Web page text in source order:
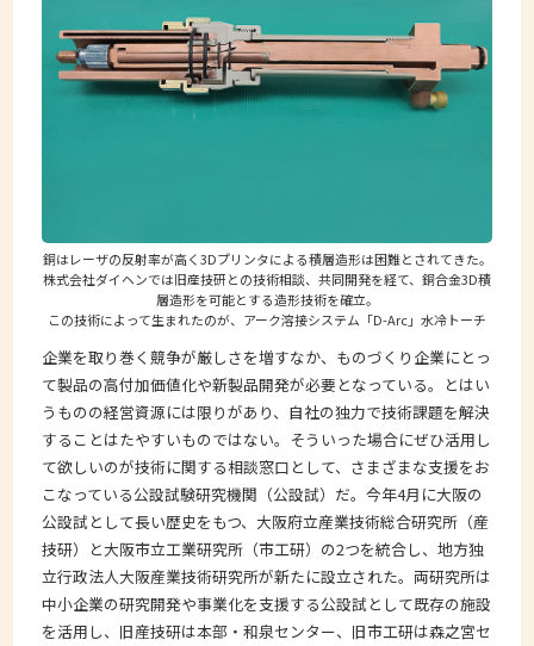
銅はレーザの反射率が高く3Dプリンタによる積層造形は困難とされてきた。
株式会社ダイヘンでは旧産技研との技術相談、共同開発を経て、銅合金3D積
層造形を可能とする造形技術を確立。
この技術によって生まれたのが、アーク溶接システム「D-Arc」水冷トーチ
企業を取り巻く競争が厳しさを増すなか、ものづくり企業にとっ
て製品の高付加価値化や新製品開発が必要となっている。とはい
うものの経営資源には限りがあり、自社の独力で技術課題を解決
することはたやすいものではない。そういった場合にぜひ活用し
て欲しいのが技術に関する相談窓口として、さまざまな支援をお
こなっている公設試験研究機関（公設試）だ。今年4月に大阪の
公設試として長い歴史をもつ、大阪府立産業技術総合研究所（産
技研）と大阪市立工業研究所（市工研）の2つを統合し、地方独
立行政法人大阪産業技術研究所が新たに設立された。両研究所は
中小企業の研究開発や事業化を支援する公設試として既存の施設
を活用し、旧産技研は本部・和泉センター、旧市工研は森之宮セ